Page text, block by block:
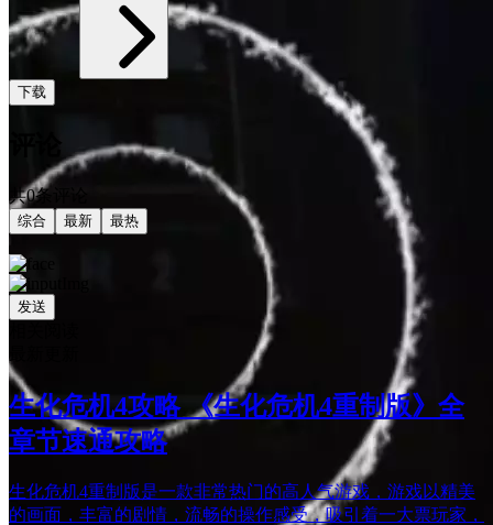
下载
共0条评论
综合 最新 最热
发送
生化危机4攻略 《生化危机4重制版》全
章节速通攻略
生化危机4重制版是一款非常热门的高人气游戏，游戏以精美
的画面，丰富的剧情，流畅的操作感受，吸引着一大票玩家，